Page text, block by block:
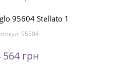
95604 Stellato 1
95604
564 грн